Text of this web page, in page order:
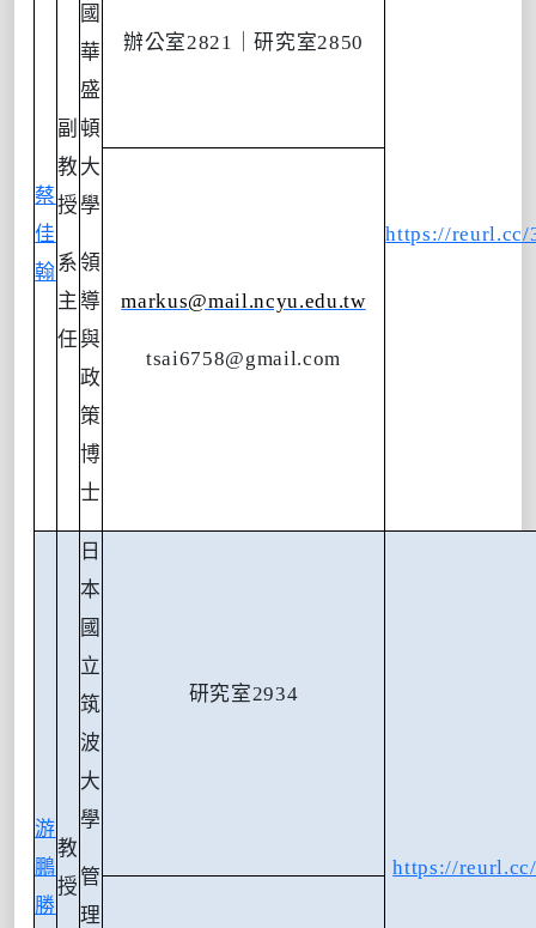
蔡
佳
翰
副
教
授
系
主
任
國
華
盛
頓
大
學
領
導
與
政
策
博
士
辦公室2821 ｜研究室2850
https://reurl.cc/
markus@mail.ncyu.edu.tw
tsai6758@gmail.com
游
鵬
勝
教
授
日
本
國
立
筑
波
大
學
管
理
研究室2934
https://